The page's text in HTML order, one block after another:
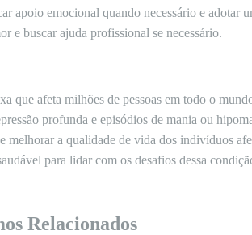
apoio emocional quando necessário e adotar
e buscar ajuda profissional se necessário.
que afeta milhões de pessoas em todo o
profunda e episódios de mania ou
melhorar a qualidade de vida dos indivíduos
para lidar com os desafios dessa
Relacionados